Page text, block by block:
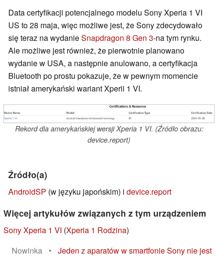
Data certyfikacji potencjalnego modelu Sony Xperia 1 VI
US to 28 maja, więc możliwe jest, że Sony zdecydowało
się teraz na wydanieSnapdragon 8 Gen 3-na tym rynku.
Ale możliwe jest również, że pierwotnie planowano
wydanie w USA, a następnie anulowano, a certyfikacja
Bluetooth po prostu pokazuje, że w pewnym momencie
istniał amerykański wariant Xperii 1 VI.
Rekord dla amerykańskiej wersji Xperia 1 VI. (Źródło obrazu:
device.report)
Źródło(a)
AndroidSP (w języku japońskim) i device.report
Więcej artykułów związanych z tym urządzeniem
Sony Xperia 1 VI (Xperia 1 Rodzina)
Nowinka
•
Jeden z aparatów w smartfonie Sony nie jest